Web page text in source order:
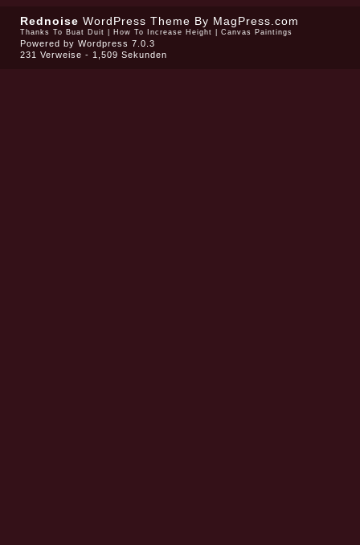
Rednoise WordPress Theme By MagPress.com
Thanks To Buat Duit How To Increase Height Canvas Paintings
Powered by Wordpress 7.0.3
231 Verweise - 1,509 Sekunden